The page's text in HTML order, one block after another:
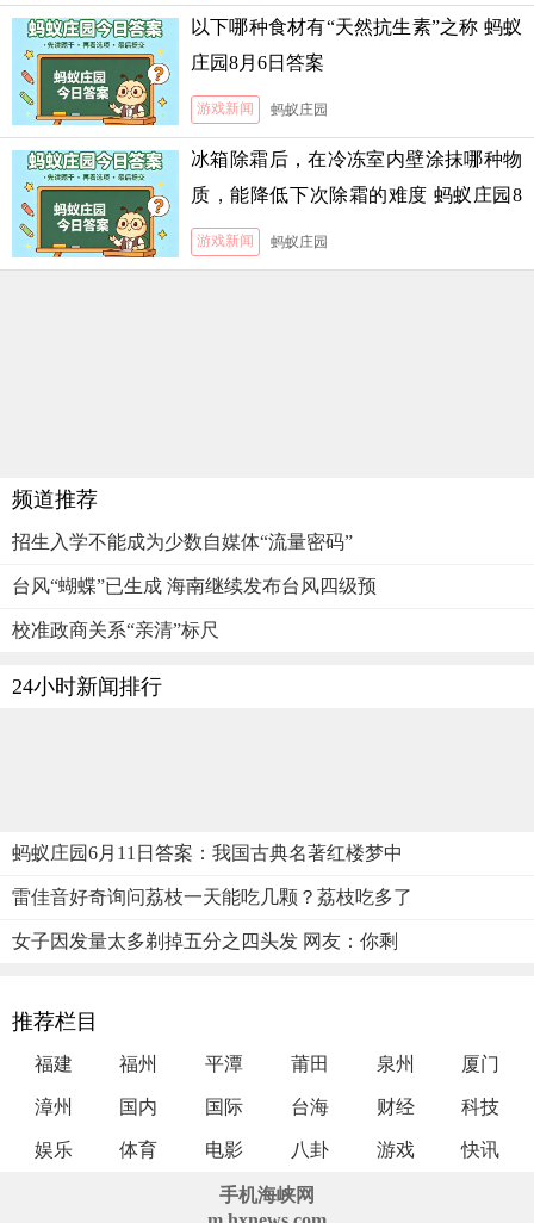
以下哪种食材有“天然抗生素”之称 蚂蚁
庄园8月6日答案
游戏新闻 蚂蚁庄园
冰箱除霜后，在冷冻室内壁涂抹哪种物
质，能降低下次除霜的难度 蚂蚁庄园8
月5日答案
游戏新闻 蚂蚁庄园
频道推荐
招生入学不能成为少数自媒体“流量密码”
台风“蝴蝶”已生成 海南继续发布台风四级预
校准政商关系“亲清”标尺
24小时新闻排行
蚂蚁庄园6月11日答案：我国古典名著红楼梦中
雷佳音好奇询问荔枝一天能吃几颗？荔枝吃多了
女子因发量太多剃掉五分之四头发 网友：你剩
推荐栏目
福建 福州 平潭 莆田 泉州 厦门
漳州 国内 国际 台海 财经 科技
娱乐 体育 电影 八卦 游戏 快讯
手机海峡网